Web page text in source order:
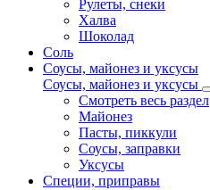
Рулеты, снеки
Халва
Шоколад
Соль
Соусы, майонез и уксусы
Соусы, майонез и уксусы
Смотреть весь раздел
Майонез
Пасты, пиккули
Соусы, заправки
Уксусы
Специи, приправы